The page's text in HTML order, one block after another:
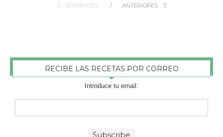
SIGUIENTES ANTERIORES
RECIBE LAS RECETAS POR CORREO
Introduce tu email: